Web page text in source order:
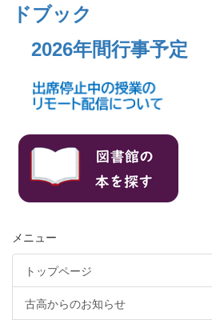
ドブック
2026年間行事予定
メニュー
トップページ
古高からのお知らせ